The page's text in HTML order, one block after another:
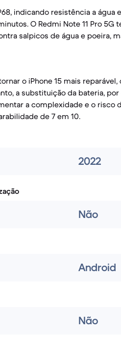
indicando resistência a água
O Redmi Note 11 Pro 5G
salpicos de água e poeira,
o iPhone 15 mais
a substituição da bateria,
a complexidade e o risco
de 7 em 10.
2022
Não
Android
Não